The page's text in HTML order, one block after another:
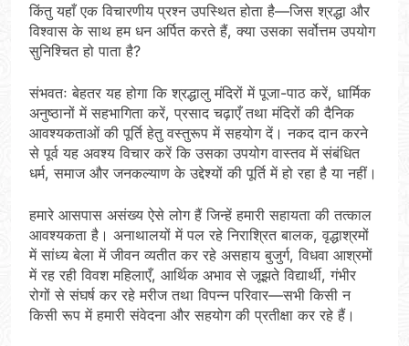
किंतु यहाँ एक विचारणीय प्रश्न उपस्थित होता है—जिस श्रद्धा और
विश्वास के साथ हम धन अर्पित करते हैं, क्या उसका सर्वोत्तम उपयोग
सुनिश्चित हो पाता है?
संभवतः बेहतर यह होगा कि श्रद्धालु मंदिरों में पूजा-पाठ करें, धार्मिक
अनुष्ठानों में सहभागिता करें, प्रसाद चढ़ाएँ तथा मंदिरों की दैनिक
आवश्यकताओं की पूर्ति हेतु वस्तुरूप में सहयोग दें। नकद दान करने
से पूर्व यह अवश्य विचार करें कि उसका उपयोग वास्तव में संबंधित
धर्म, समाज और जनकल्याण के उद्देश्यों की पूर्ति में हो रहा है या नहीं।
हमारे आसपास असंख्य ऐसे लोग हैं जिन्हें हमारी सहायता की तत्काल
आवश्यकता है। अनाथालयों में पल रहे निराश्रित बालक, वृद्धाश्रमों
में सांध्य बेला में जीवन व्यतीत कर रहे असहाय बुजुर्ग, विधवा आश्रमों
में रह रही विवश महिलाएँ, आर्थिक अभाव से जूझते विद्यार्थी, गंभीर
रोगों से संघर्ष कर रहे मरीज तथा विपन्न परिवार—सभी किसी न
किसी रूप में हमारी संवेदना और सहयोग की प्रतीक्षा कर रहे हैं।